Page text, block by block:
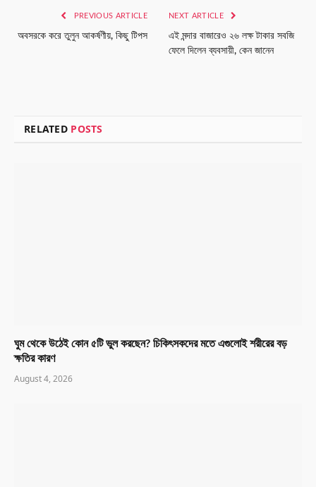
PREVIOUS ARTICLE
অবসরকে করে তুলুন আকর্ষণীয়, কিছু টিপস
NEXT ARTICLE
এই মন্দার বাজারেও ২৬ লক্ষ টাকার সবজি
ফেলে দিলেন ব্যবসায়ী, কেন জানেন
RELATED POSTS
ঘুম থেকে উঠেই কোন ৫টি ভুল করছেন? চিকিৎসকদের মতে এগুলোই শরীরের বড়
ক্ষতির কারণ
August 4, 2026